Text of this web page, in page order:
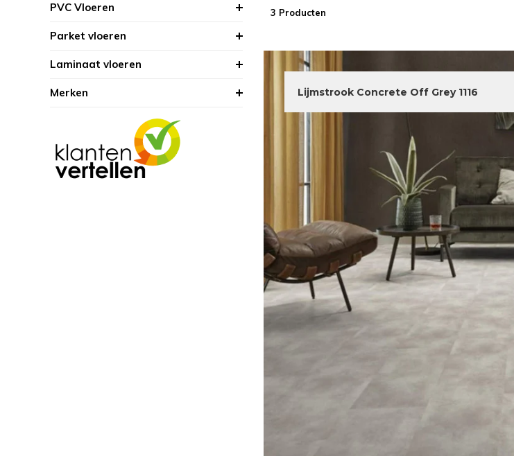
PVC Vloeren
Parket vloeren
Laminaat vloeren
Merken
3 Producten
Lijmstrook Concrete Off Grey 1116